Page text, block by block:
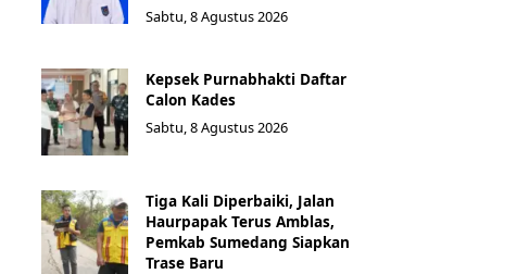
Sabtu, 8 Agustus 2026
Kepsek Purnabhakti Daftar
Calon Kades
Sabtu, 8 Agustus 2026
Tiga Kali Diperbaiki, Jalan
Haurpapak Terus Amblas,
Pemkab Sumedang Siapkan
Trase Baru